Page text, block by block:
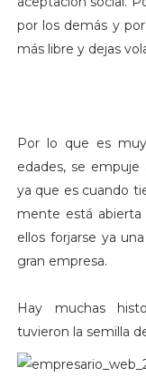
por los demás y
más libre y dejas
Por lo que es
edades, se
ya que es cuando
mente está abierta
ellos forjarse ya
gran empresa.
Hay muchas
tuvieron la semilla